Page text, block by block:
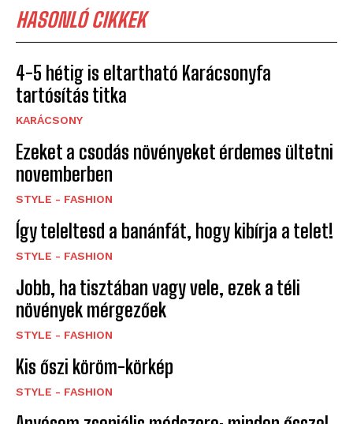
HASONLÓ CIKKEK
4-5 hétig is eltartható Karácsonyfa
tartósítás titka
KARÁCSONY
Ezeket a csodás növényeket érdemes ültetni
novemberben
STYLE - FASHION
Így teleltesd a banánfát, hogy kibírja a telet!
STYLE - FASHION
Jobb, ha tisztában vagy vele, ezek a téli
növények mérgezőek
STYLE - FASHION
Kis őszi köröm-körkép
STYLE - FASHION